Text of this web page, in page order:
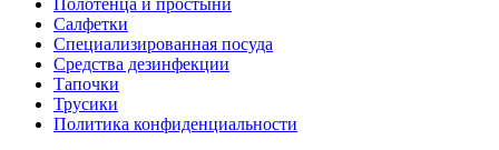
Салфетки
Специализированная посуда
Средства дезинфекции
Тапочки
Трусики
Политика конфиденциальности